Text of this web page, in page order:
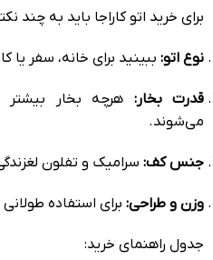
برای خرید اتو کاراجا باید به چند
نوع اتو: ببینید برای خانه، سفر یا
قدرت بخار: هرچه بخار
می‌شوند.
جنس کف: سرامیک و تفلون لغزندگی
وزن و طراحی: برای استفاده
جدول راهنمای خرید: